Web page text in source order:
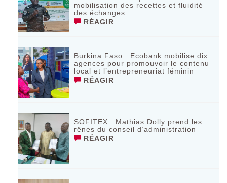
mobilisation des recettes et fluidité
des échanges
RÉAGIR
Burkina Faso : Ecobank mobilise dix
agences pour promouvoir le contenu
local et l’entrepreneuriat féminin
RÉAGIR
SOFITEX : Mathias Dolly prend les
rênes du conseil d’administration
RÉAGIR